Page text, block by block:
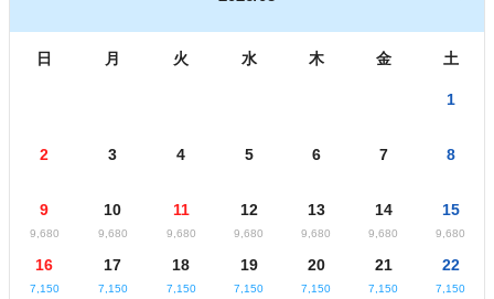
日 月 火 水 木 金 土
1
2 3 4 5 6 7 8
9
9,680
10
9,680
11
9,680
12
9,680
13
9,680
14
9,680
15
9,680
16
7,150
17
7,150
18
7,150
19
7,150
20
7,150
21
7,150
22
7,150